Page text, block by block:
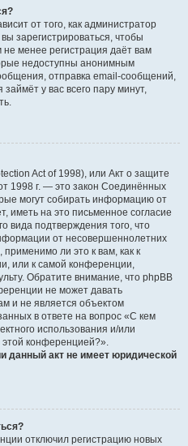
от того, как администратор
зарегистрироваться, чтобы
менее регистрация даёт вам
недоступны анонимным
отправка email-сообщений,
займёт у вас всего пару минут,
Act of 1998), или Акт о защите
1998 г. — это закон Соединённых
могут собирать информацию от
иметь на это письменное согласие
вида подтверждения того, что
от несовершеннолетних
ли это к вам, как к
или к самой конференции,
Обратите внимание, что phpBB
не может давать
и не является объектом
в ответе на вопрос «С кем
использования и/или
этой конференцией?».
данный акт не имеет юридической
отключил регистрацию новых